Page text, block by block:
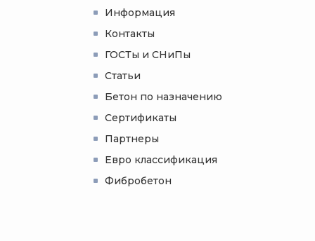
Информация
Контакты
ГОСТы и СНиПы
Статьи
Бетон по назначению
Сертификаты
Партнеры
Евро классификация
Фибробетон